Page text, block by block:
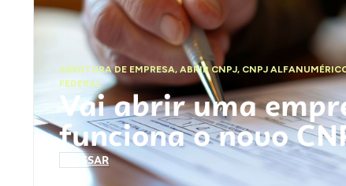
ABERTURA DE EMPRESA,ABRIR CNPJ, CNPJ
FEDERAL
Vai abrir uma
funciona o novo
ACESSAR